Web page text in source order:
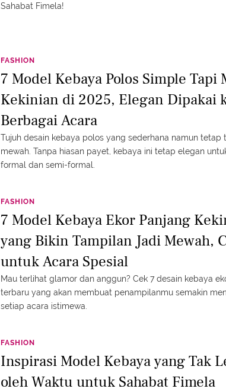
Sahabat Fimela!
FASHION
7 Model Kebaya Polos Simple Tapi
Kekinian di 2025, Elegan Dipakai
Berbagai Acara
Tujuh desain kebaya polos yang sederhana namun tetap
mewah. Tanpa hiasan payet, kebaya ini tetap elegan
formal dan semi-formal.
FASHION
7 Model Kebaya Ekor Panjang
yang Bikin Tampilan Jadi Mewah,
untuk Acara Spesial
Mau terlihat glamor dan anggun? Cek 7 desain kebaya
terbaru yang akan membuat penampilanmu semakin
setiap acara istimewa.
FASHION
Inspirasi Model Kebaya yang Tak
oleh Waktu untuk Sahabat Fimela